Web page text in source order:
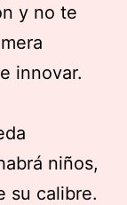
y no te
innovar.
niños,
su calibre.